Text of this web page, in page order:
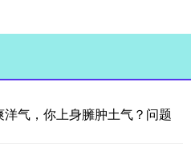
气，你上身臃肿土气？问题